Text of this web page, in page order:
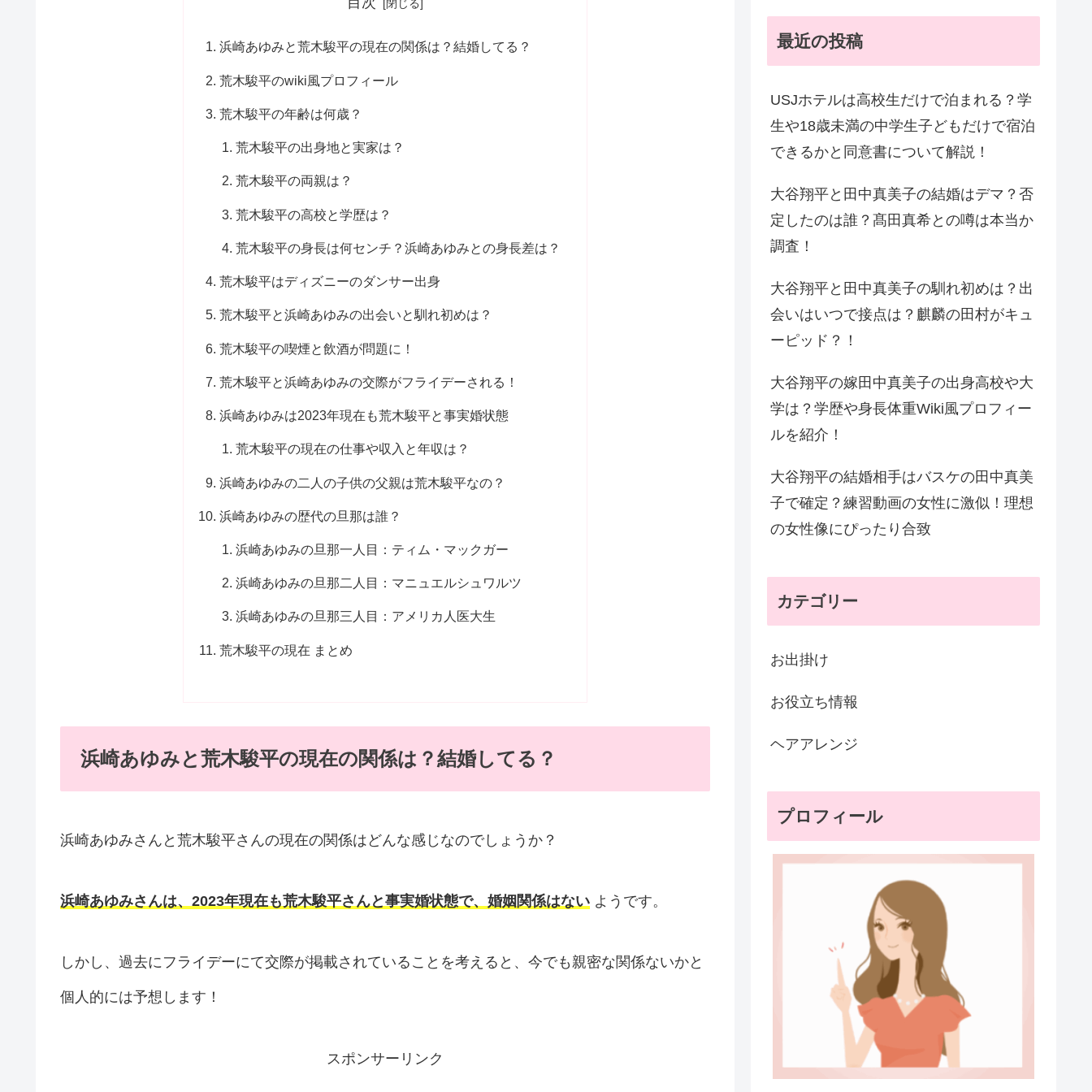
浜崎あゆみと荒木駿平の現在の関係は？結婚してる？
荒木駿平のwiki風プロフィール
荒木駿平の年齢は何歳？
荒木駿平の出身地と実家は？
荒木駿平の両親は？
荒木駿平の高校と学歴は？
荒木駿平の身長は何センチ？浜崎あゆみとの身長差は？
荒木駿平はディズニーのダンサー出身
荒木駿平と浜崎あゆみの出会いと馴れ初めは？
荒木駿平の喫煙と飲酒が問題に！
荒木駿平と浜崎あゆみの交際がフライデーされる！
浜崎あゆみは2023年現在も荒木駿平と事実婚状態
荒木駿平の現在の仕事や収入と年収は？
浜崎あゆみの二人の子供の父親は荒木駿平なの？
浜崎あゆみの歴代の旦那は誰？
浜崎あゆみの旦那一人目：ティム・マックガー
浜崎あゆみの旦那二人目：マニュエルシュワルツ
浜崎あゆみの旦那三人目：アメリカ人医大生
荒木駿平の現在 まとめ
浜崎あゆみと荒木駿平の現在の関係は？結婚してる？
浜崎あゆみさんと荒木駿平さんの現在の関係はどんな感じなのでしょうか？
浜崎あゆみさんは、2023年現在も荒木駿平さんと事実婚状態で、婚姻関係はない ようです。
しかし、過去にフライデーにて交際が掲載されていることを考えると、今でも親密な関係ないかと
個人的には予想します！
スポンサーリンク
最近の投稿
USJホテルは高校生だけで泊まれる？学
生や18歳未満の中学生子どもだけで宿泊
できるかと同意書について解説！
大谷翔平と田中真美子の結婚はデマ？否
定したのは誰？髙田真希との噂は本当か
調査！
大谷翔平と田中真美子の馴れ初めは？出
会いはいつで接点は？麒麟の田村がキュ
ーピッド？！
大谷翔平の嫁田中真美子の出身高校や大
学は？学歴や身長体重Wiki風プロフィー
ルを紹介！
大谷翔平の結婚相手はバスケの田中真美
子で確定？練習動画の女性に激似！理想
の女性像にぴったり合致
カテゴリー
お出掛け
お役立ち情報
ヘアアレンジ
プロフィール